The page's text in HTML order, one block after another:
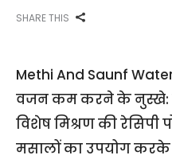
SHARE THIS
Methi And Saunf
वजन कम करने के नुस्खे:
विशेष मिश्रण की रेसिपी
मसालों का उपयोग करके